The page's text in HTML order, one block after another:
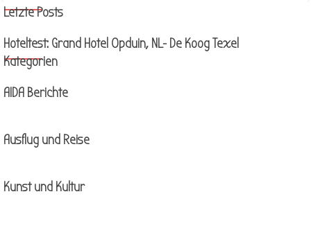
Block überspringen Letzte Posts
Letzte Posts
Hoteltest: Grand Hotel Opduin, NL- De Koog Texel
Block überspringen Kategorien
Kategorien
AIDA Berichte
Ausflug und Reise
Kunst und Kultur